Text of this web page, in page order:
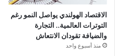
الاقتصاد الهولندي يواصل النمو رغم
التوترات العالمية.. التجارة
والضيافة تقودان الانتعاش
منذ أسبوع واحد